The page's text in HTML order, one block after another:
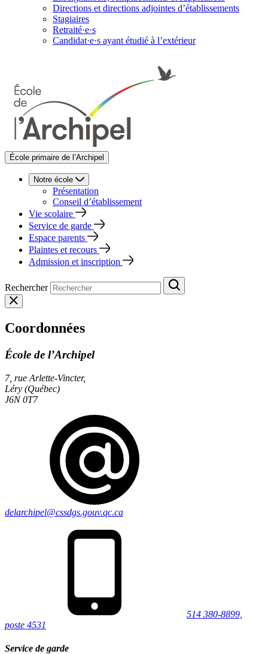
Directions et directions adjointes d’établissements
Stagiaires
Retraité·e·s
Candidat·e·s ayant étudié à l’extérieur
École primaire de l’Archipel
Notre école
Présentation
Conseil d’établissement
Vie scolaire
Service de garde
Espace parents
Plaintes et recours
Admission et inscription
Rechercher
Coordonnées
École de l’Archipel
7, rue Arlette-Vincter,
Léry (Québec)
J6N 0T7
delarchipel@cssdgs.gouv.qc.ca
514 380-8899,
poste 4531
Service de garde